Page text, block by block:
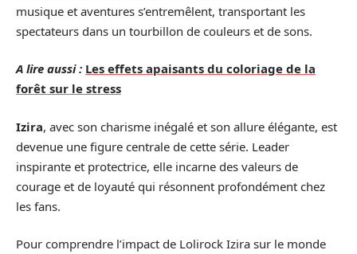
musique et aventures s’entremêlent, transportant les
spectateurs dans un tourbillon de couleurs et de sons.
A lire aussi : Les effets apaisants du coloriage de la
forêt sur le stress
Izira, avec son charisme inégalé et son allure élégante, est
devenue une figure centrale de cette série. Leader
inspirante et protectrice, elle incarne des valeurs de
courage et de loyauté qui résonnent profondément chez
les fans.
Pour comprendre l’impact de Lolirock Izira sur le monde